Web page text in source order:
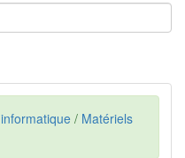
informatique / Matériels